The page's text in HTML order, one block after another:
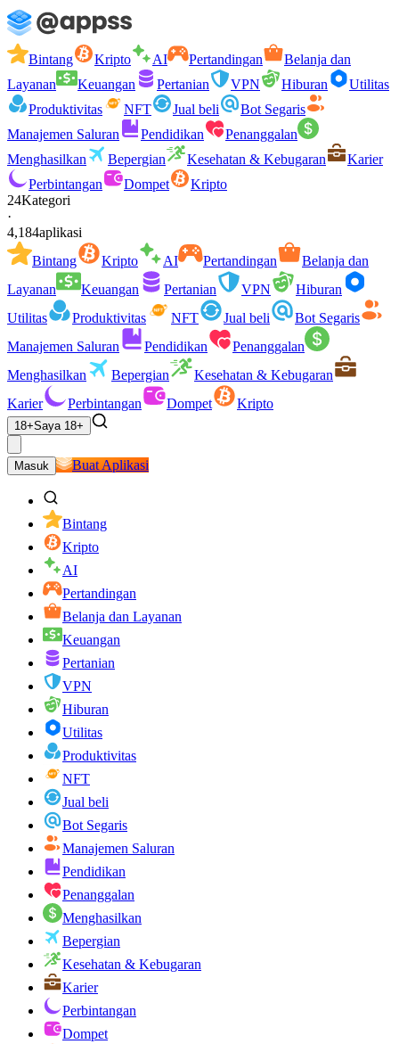
Bintang Kripto AI Pertandingan
Belanja dan
Layanan
Keuangan Pertanian VPN Hiburan
Utilitas
Produktivitas
NFT Jual beli
Bot Segaris
Manajemen Saluran
Pendidikan
Penanggalan
Menghasilkan
Bepergian Kesehatan & Kebugaran
Karier
Perbintangan
Dompet
Kripto
24Kategori
·
4,184aplikasi
Bintang
Kripto AI Pertandingan
Belanja dan
Layanan
Keuangan Pertanian VPN
Hiburan
Utilitas
Produktivitas NFT Jual beli
Bot Segaris
Manajemen Saluran
Pendidikan
Penanggalan
Menghasilkan
Bepergian
Kesehatan & Kebugaran
Karier
Perbintangan Dompet Kripto
18+Saya 18+
Masuk Buat Aplikasi
Bintang
Kripto
AI
Pertandingan
Belanja dan Layanan
Keuangan
Pertanian
VPN
Hiburan
Utilitas
Produktivitas
NFT
Jual beli
Bot Segaris
Manajemen Saluran
Pendidikan
Penanggalan
Menghasilkan
Bepergian
Kesehatan & Kebugaran
Karier
Perbintangan
Dompet